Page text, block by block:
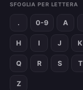
SFOGLIA PER LETTERA
. 0-9 A
H I J K
Q R S T
Z